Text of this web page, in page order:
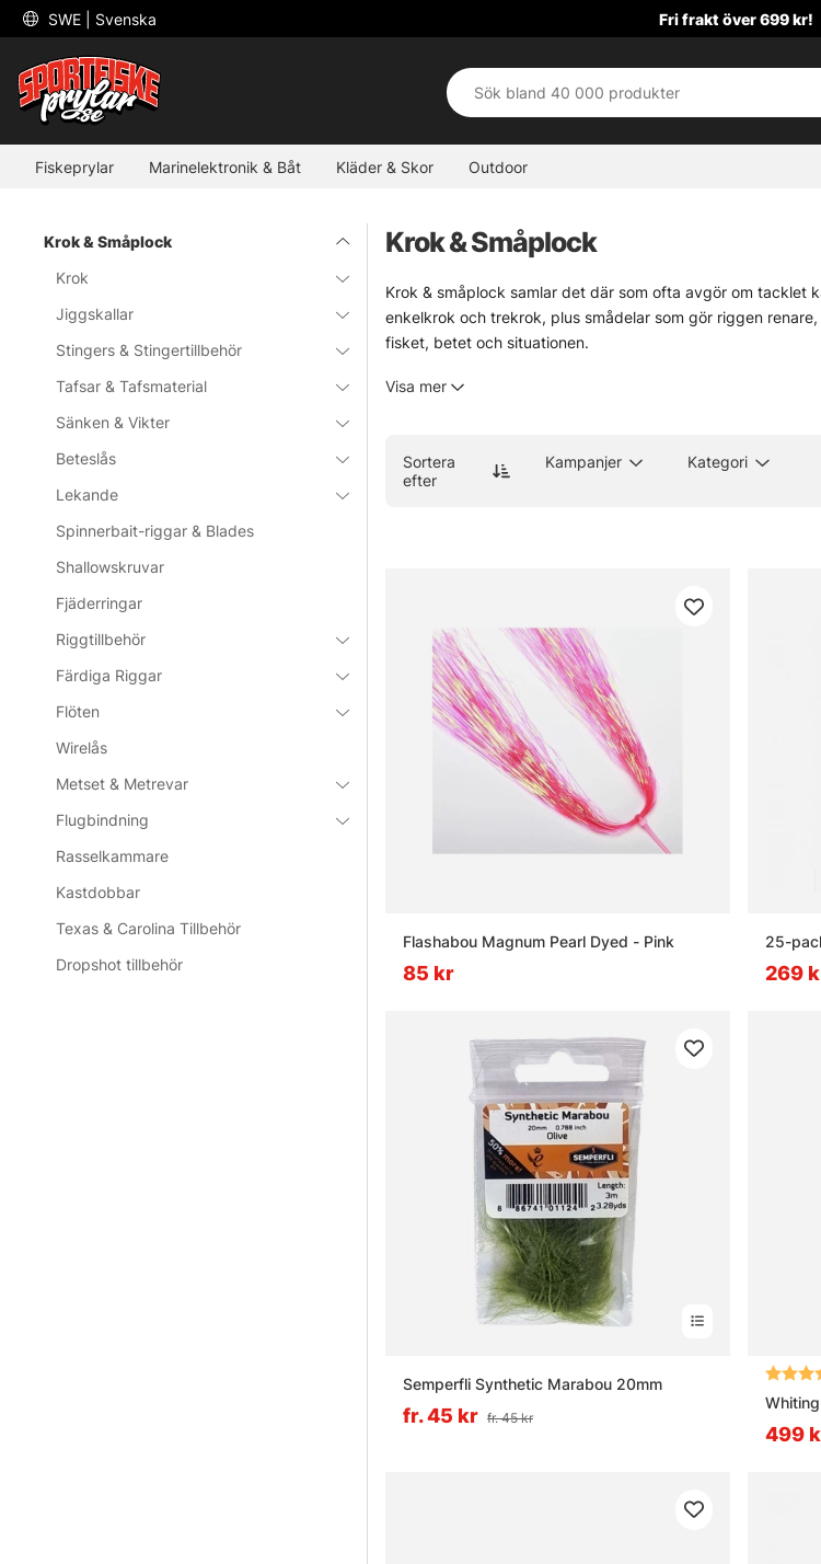
SWE | Svenska Fri frakt över 699 kr!
Fiskeprylar Marinelektronik & Båt Kläder & Skor Outdoor
Krok & Småplock
Krok
Jiggskallar
Stingers & Stingertillbehör
Tafsar & Tafsmaterial
Sänken & Vikter
Beteslås
Lekande
Spinnerbait-riggar & Blades
Shallowskruvar
Fjäderringar
Riggtillbehör
Färdiga Riggar
Flöten
Wirelås
Metset & Metrevar
Flugbindning
Rasselkammare
Kastdobbar
Texas & Carolina Tillbehör
Dropshot tillbehör
Krok & Småplock
Krok & småplock samlar det där som ofta avgör om tacklet
enkelkrok och trekrok, plus smådelar som gör riggen
fisket, betet och situationen.
förtyngning, wirelås, stingers och tafsar. Små saker,
Vad används tafsar till?
Vad är flugbindningsmaterial?
Vad är stingers och när används de?
Visa mer
Sortera
efter
Kampanjer Kategori
Flashabou Magnum Pearl Dyed - Pink
85 kr
25-
269
Semperfli Synthetic Marabou 20mm
fr. 45 kr fr. 45 kr
Betyg:
499